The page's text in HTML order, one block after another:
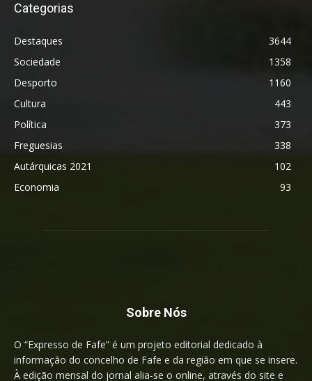
Categorias
Destaques
3644
Sociedade
1358
Desporto
1160
Cultura
443
Política
373
Freguesias
338
Autárquicas 2021
102
Economia
93
Sobre Nós
O “Expresso de Fafe” é um projeto editorial dedicado à
informação do concelho de Fafe e da região em que se insere.
À edição mensal do jornal alia-se o online, através do site e